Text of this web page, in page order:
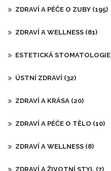
ZDRAVÍ A PÉČE O ZUBY (195)
ZDRAVÍ A WELLNESS (81)
ESTETICKÁ STOMATOLOGIE
ÚSTNÍ ZDRAVÍ (32)
ZDRAVÍ A KRÁSA (20)
ZDRAVÍ A PÉČE O TĚLO (10)
ZDRAVÍ A WELLNESS (8)
ZDRAVÍ A ŽIVOTNÍ STYL (7)